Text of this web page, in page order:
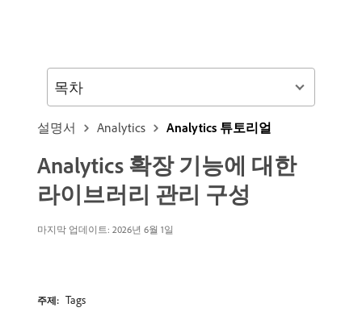
설명서 Analytics Analytics 튜토리얼
Analytics 확장 기능에 대한
라이브러리 관리 구성
마지막 업데이트: 2026년 6월 1일
주제: Tags
목차